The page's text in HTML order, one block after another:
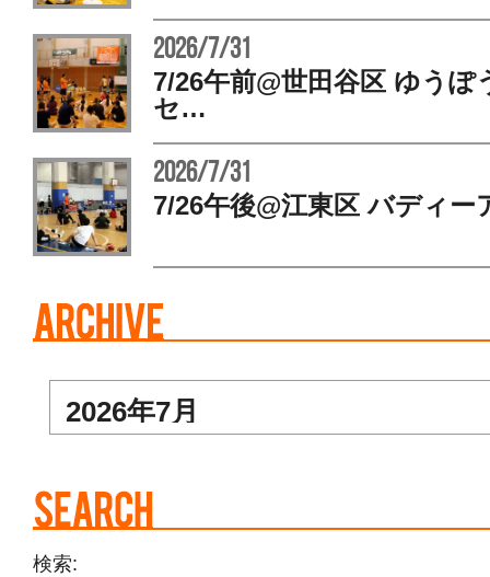
2026/7/31
7/26午前@世田谷区 ゆうぽ
セ…
2026/7/31
7/26午後@江東区 バディ
検索: